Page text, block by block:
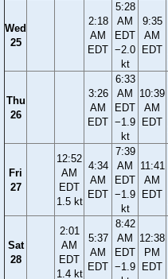
Wed
25
2:18
AM
EDT
5:28
AM
EDT
−2.0
kt
9:35
AM
EDT
Thu
26
3:26
AM
EDT
6:33
AM
EDT
−1.9
kt
10:39
AM
EDT
Fri
27
12:52
AM
EDT
1.5 kt
4:34
AM
EDT
7:39
AM
EDT
−1.9
kt
11:41
AM
EDT
Sat
28
2:01
AM
EDT
1.4 kt
5:37
AM
EDT
8:42
AM
EDT
−1.9
12:38
PM
EDT